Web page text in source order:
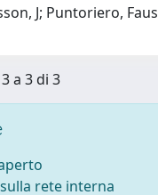
J; Puntoriero,
a 3 di 3
rete interna